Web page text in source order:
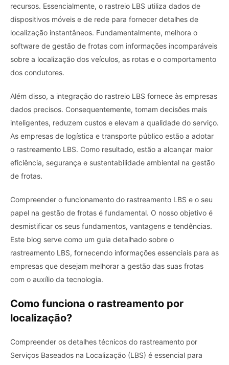
recursos. Essencialmente, o rastreio LBS utiliza dados de
dispositivos móveis e de rede para fornecer detalhes de
localização instantâneos. Fundamentalmente, melhora o
software de gestão de frotas com informações incomparáveis
​​sobre a localização dos veículos, as rotas e o comportamento
dos condutores.
Além disso, a integração do rastreio LBS fornece às empresas
dados precisos. Consequentemente, tomam decisões mais
inteligentes, reduzem custos e elevam a qualidade do serviço.
As empresas de logística e transporte público estão a adotar
o rastreamento LBS. Como resultado, estão a alcançar maior
eficiência, segurança e sustentabilidade ambiental na gestão
de frotas.
Compreender o funcionamento do rastreamento LBS e o seu
papel na gestão de frotas é fundamental. O nosso objetivo é
desmistificar os seus fundamentos, vantagens e tendências.
Este blog serve como um guia detalhado sobre o
rastreamento LBS, fornecendo informações essenciais para as
empresas que desejam melhorar a gestão das suas frotas
com o auxílio da tecnologia.
Como funciona o rastreamento por
localização?
Compreender os detalhes técnicos do rastreamento por
Serviços Baseados na Localização (LBS) é essencial para